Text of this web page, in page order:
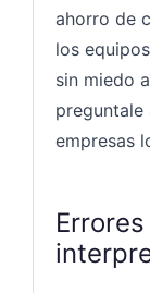
ahorro de
los
sin miedo
preguntale
empresas